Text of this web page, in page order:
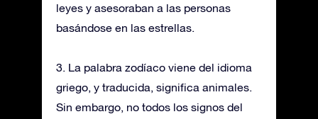
leyes y asesoraban a las personas
basándose en las estrellas.
3. La palabra zodíaco viene del idioma
griego, y traducida, significa animales.
Sin embargo, no todos los signos del